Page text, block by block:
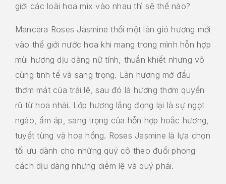
giới các loài hoa mix vào nhau thì sẽ thế nào?
Mancera Roses Jasmine thổi một làn gió hương mới
vào thế giới nước hoa khi mang trong mình hỗn hợp
mùi hương dịu dàng nữ tính, thuần khiết nhưng vô
cùng tinh tế và sang trọng. Làn hương mở đầu
thơm mát của trái lê, sau đó là hương thơm quyến
rũ từ hoa nhài. Lớp hương lắng đọng lại là sự ngọt
ngào, ấm áp, sang trọng của hỗn hợp hoắc hương,
tuyết tùng và hoa hồng. Roses Jasmine là lựa chọn
tối ưu dành cho những quý cô theo đuổi phong
cách dịu dàng nhưng diễm lệ và quý phái.